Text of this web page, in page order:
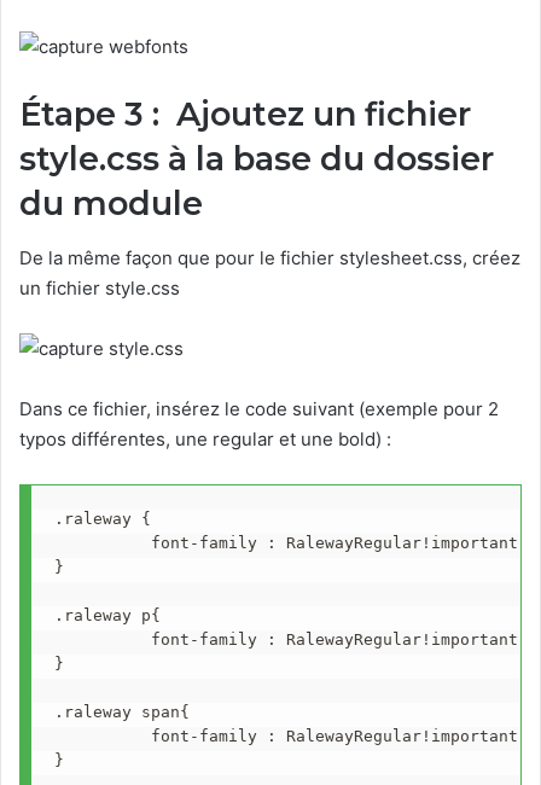
Étape 3 : Ajoutez un fichier
style.css à la base du dossier
du module
De la même façon que pour le fichier stylesheet.css, créez
un fichier style.css
Dans ce fichier, insérez le code suivant (exemple pour 2
typos différentes, une regular et une bold) :
.raleway {
font-family : RalewayRegular!important;
}
.raleway p{
font-family : RalewayRegular!important;
}
.raleway span{
font-family : RalewayRegular!important;
}